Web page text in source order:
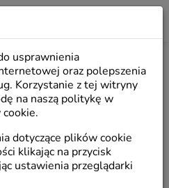
DLA NIEJ
Prezenty na
podziękowanie
usprawnienia
oraz polepszenia
Korzystanie z tej witryny
na naszą politykę w
dotyczące plików cookie
klikając na przycisk
ustawienia przeglądarki